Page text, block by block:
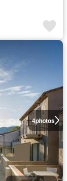
4photos